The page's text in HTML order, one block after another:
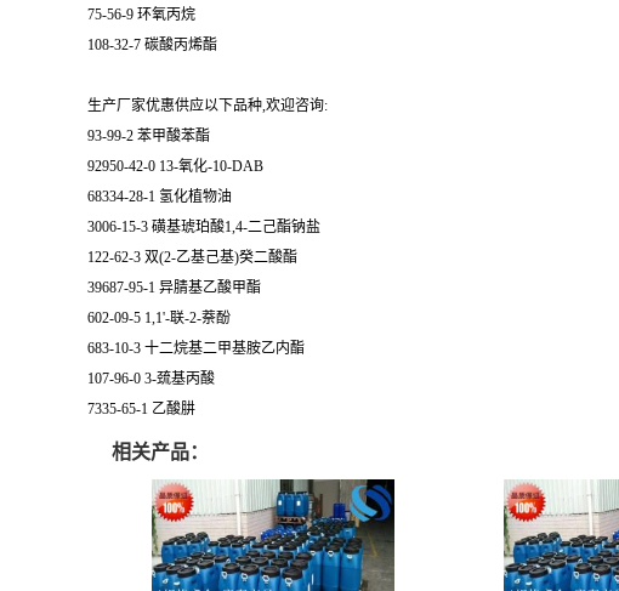
75-56-9 环氧丙烷
108-32-7 碳酸丙烯酯
生产厂家优惠供应以下品种,欢迎咨询:
93-99-2 苯甲酸苯酯
92950-42-0 13-氧化-10-DAB
68334-28-1 氢化植物油
3006-15-3 磺基琥珀酸1,4-二己酯钠盐
122-62-3 双(2-乙基己基)癸二酸酯
39687-95-1 异腈基乙酸甲酯
602-09-5 1,1'-联-2-萘酚
683-10-3 十二烷基二甲基胺乙内酯
107-96-0 3-巯基丙酸
7335-65-1 乙酸肼
相关产品：